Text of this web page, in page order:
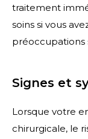
traitement
soins si vous
Signes et
Lorsque votre
chirurgicale, le